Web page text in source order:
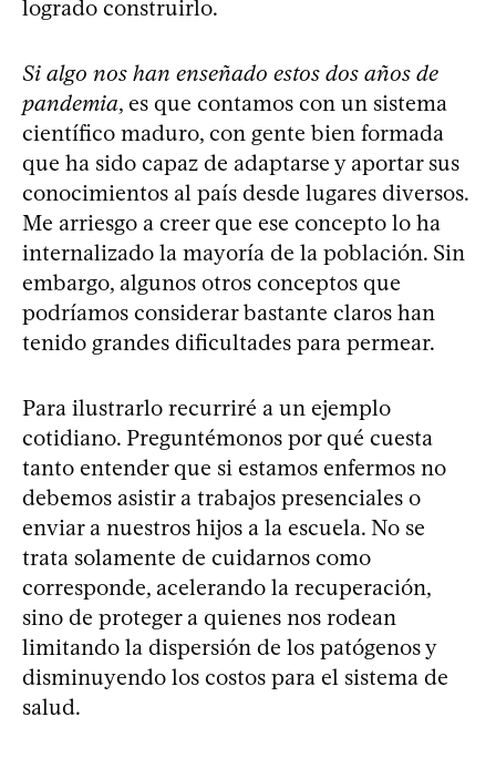
logrado construirlo.
Si algo nos han enseñado estos dos años de
pandemia, es que contamos con un sistema
científico maduro, con gente bien formada
que ha sido capaz de adaptarse y aportar sus
conocimientos al país desde lugares diversos.
Me arriesgo a creer que ese concepto lo ha
internalizado la mayoría de la población. Sin
embargo, algunos otros conceptos que
podríamos considerar bastante claros han
tenido grandes dificultades para permear.
Para ilustrarlo recurriré a un ejemplo
cotidiano. Preguntémonos por qué cuesta
tanto entender que si estamos enfermos no
debemos asistir a trabajos presenciales o
enviar a nuestros hijos a la escuela. No se
trata solamente de cuidarnos como
corresponde, acelerando la recuperación,
sino de proteger a quienes nos rodean
limitando la dispersión de los patógenos y
disminuyendo los costos para el sistema de
salud.